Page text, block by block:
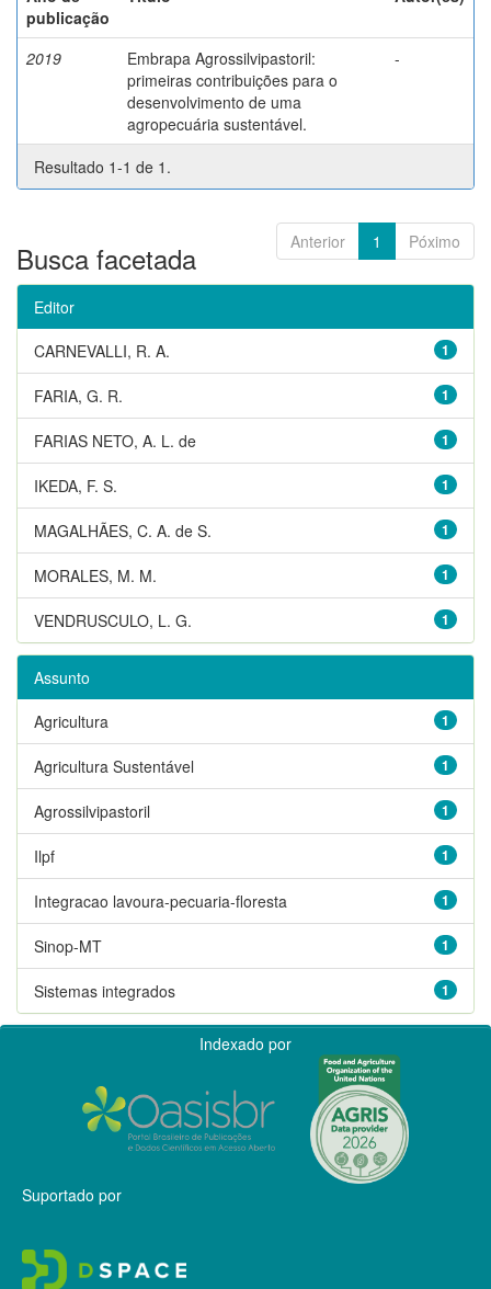
publicação
2019
Embrapa Agrossilvipastoril:
primeiras contribuições para o
desenvolvimento de uma
agropecuária sustentável.
-
Resultado 1-1 de 1.
Anterior 1 Póximo
Busca facetada
Editor
1
CARNEVALLI, R. A.
1
FARIA, G. R.
1
FARIAS NETO, A. L. de
1
IKEDA, F. S.
1
MAGALHÃES, C. A. de S.
1
MORALES, M. M.
1
VENDRUSCULO, L. G.
Assunto
1
Agricultura
1
Agricultura Sustentável
1
Agrossilvipastoril
1
Ilpf
1
Integracao lavoura-pecuaria-floresta
1
Sinop-MT
1
Sistemas integrados
Indexado por
Suportado por